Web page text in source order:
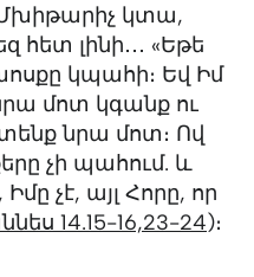
Մխիթարիչ կտա,
լինի․․․ «Եթե
կպահի։ Եվ Իմ
մոտ կգանք ու
նրա մոտ։ Ով
չի պահում. և
չէ, այլ Հորը, որ
14.15-16,23-24)։